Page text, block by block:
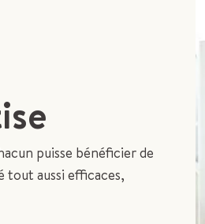
puisse bénéficier de
tout aussi efficaces,